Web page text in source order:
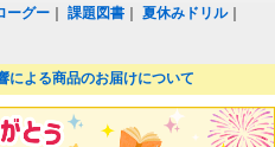
ーグー ｜課題図書 ｜夏休みドリル｜
による商品のお届けについて